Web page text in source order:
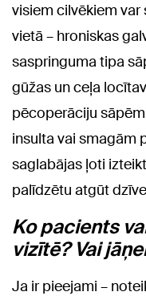
visiem cilvēkiem
vietā – hroniskas
saspringuma tipa
gūžas un ceļa
pēcoperāciju
insulta vai smagām
saglabājas ļoti
palīdzētu atgūt
Ko pacients
vizītē? Vai
Ja ir pieejami –